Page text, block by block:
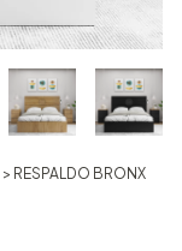
> RESPALDO BRONX